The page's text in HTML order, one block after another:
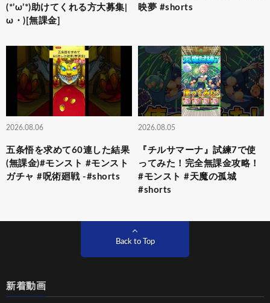
(*’ω’*)助けてくれる方大募集|
ω・)[無課金]
映夢 #shorts
2026.08.06
五条悟を求めて60連した結果
(無課金)#モンスト #モンスト
ガチャ #呪術廻戦 -#shorts
2026.08.05
『チルサマーナ』試練7で使
ってみた！完全無課金攻略！
#モンスト #天魔の孤城
#shorts
Back to Top
新着動画